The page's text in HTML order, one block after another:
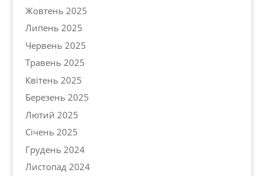
Жовтень 2025
Липень 2025
Червень 2025
Травень 2025
Квітень 2025
Березень 2025
Лютий 2025
Січень 2025
Грудень 2024
Листопад 2024